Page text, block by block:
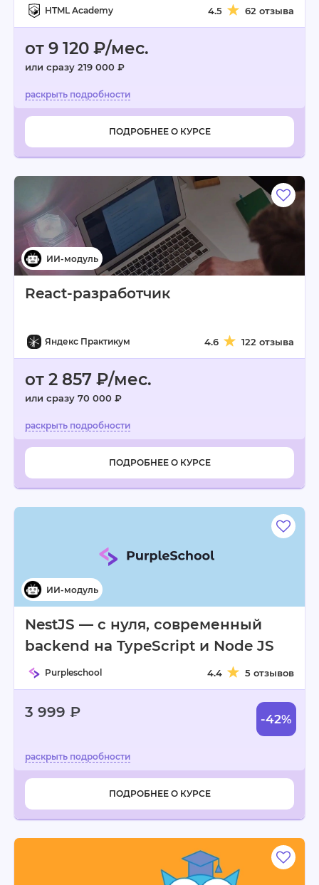
HTML Academy 4.5 62 отзыва
от 9 120 ₽/мес.
или сразу 219 000 ₽
ПОДРОБНЕЕ О КУРСЕ
React-разработчик
Яндекс Практикум 4.6 122 отзыва
от 2 857 ₽/мес.
или сразу 70 000 ₽
ПОДРОБНЕЕ О КУРСЕ
NestJS — с нуля, современный
backend на TypeScript и Node JS
Purpleschool 4.4 5 отзывов
3 999 ₽ -42%
ПОДРОБНЕЕ О КУРСЕ